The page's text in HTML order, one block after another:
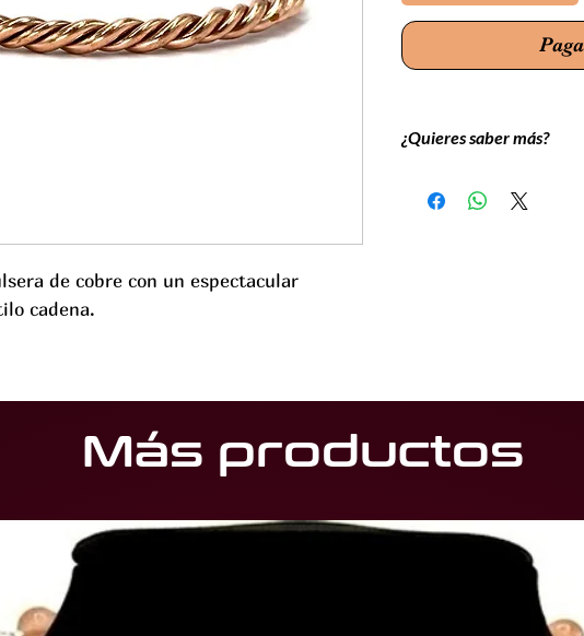
de cobre con un espectacular
cadena.
¿Quieres saber más?
beneficios para la salud y
el sistema nervioso y por
Por último se cree que
reducir así la aparición de
Más productos